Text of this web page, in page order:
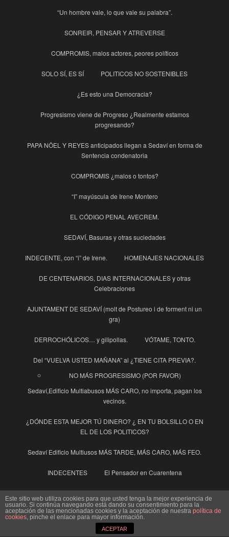
“Un hombre vale, lo que vale su palabra”.
SONREIR, PENSAR Y ATREVERSE
COMPROMIS, malos actores, peores políticos
SOLO SÍ, ES SÍ POLITICOS NO SOSTENIBLES
¿Es esto una Democracia?
Progresismo viene de Progreso ¿Realmente estamos
progresando?
PAPA NÖEL Y REYES anticipados llegan a Sedaví en forma de
Sentencia condenatoria
COMPROMIS ¿malos o tontos?
“I” mayúscula de Irene Montero
EL CÓDIGO PENAL AVECREM.
SEDAVÍ, Basuras y otras suciedades
INDECENTE, con “i” de Irene. HOMENAJES NACIONALES
DE CENTENARIOS, DIAS INTERNACIONALES y otras
Celebraciones
AJUNTAMENT DE SEDAVÍ (molt de Postureo i de forment ni un
gra)
DERROCHÓLICOS… y gilipollas. VÓTAME, TONTO.
Del “VUELVA USTED MAÑANA” al ¿TIENE CITA PREVIA?.
NO MÁS PROGRESISMO (POR FAVOR)
Sedaví,Edificio Multiabusos MÁS CARO, no importa, pagan los
vecinos.
¿DÓNDE ESTA MEJOR TÚ DINERO? ¿ EN TU BOLSILLO O EN
EL DE LOS POLITICOS?
Sedaví Edificio Multiusos MÁS TARDE, MÁS CARO, MÁS FEO.
INDECENTES El Pensador en Cuarentena
La Guinda y la Guindilla
Ayuntamiento
Enhorabuena al Pueblo de Sedaví
Este sitio web utiliza cookies para que usted tenga la mejor experiencia de
usuario. Si continúa navegando está dando su consentimiento para la
aceptación de las mencionadas cookies y la aceptación de nuestra política de
cookies, pinche el enlace para mayor información.
ACEPTAR